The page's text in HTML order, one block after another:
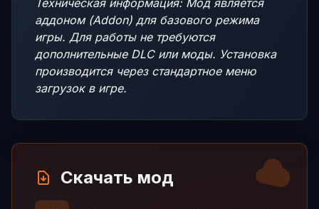
Техническая информация: Мод является
аддоном (Addon) для базового режима
игры. Для работы не требуются
дополнительные DLC или моды. Установка
производится через стандартное меню
загрузок в игре.
Скачать мод